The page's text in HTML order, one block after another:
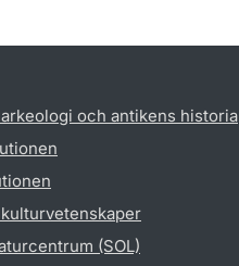
och antikens historia
(SOL)